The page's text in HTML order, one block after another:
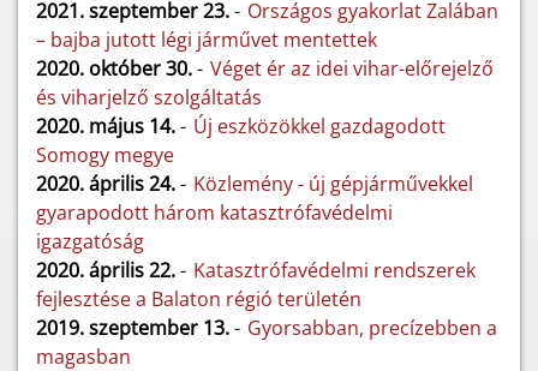
2021. szeptember 23.- Országos gyakorlat Zalában
– bajba jutott légi járművet mentettek
2020. október 30.- Véget ér az idei vihar-előrejelző
és viharjelző szolgáltatás
2020. május 14.- Új eszközökkel gazdagodott
Somogy megye
2020. április 24.- Közlemény - új gépjárművekkel
gyarapodott három katasztrófavédelmi
igazgatóság
2020. április 22.- Katasztrófavédelmi rendszerek
fejlesztése a Balaton régió területén
2019. szeptember 13.- Gyorsabban, precízebben a
magasban